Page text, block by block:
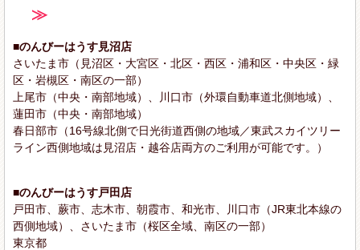
≫
■のんびーはうす見沼店
さいたま市（見沼区・大宮区・北区・西区・浦和区・中央区・緑
区・岩槻区・南区の一部）
上尾市（中央・南部地域）、川口市（外環自動車道北側地域）、
蓮田市（中央・南部地域）
春日部市（16号線北側で日光街道西側の地域／東武スカイツリー
ライン西側地域は見沼店・越谷店両方のご利用が可能です。）
■のんびーはうす戸田店
戸田市、蕨市、志木市、朝霞市、和光市、川口市（JR東北本線の
西側地域）、さいたま市（桜区全域、南区の一部）
東京都